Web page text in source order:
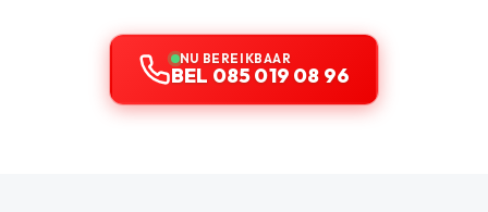
NU BEREIKBAAR
BEL 085 019 08 96